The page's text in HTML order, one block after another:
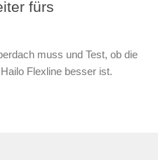
fürs
muss und Test, ob die
Flexline besser ist.